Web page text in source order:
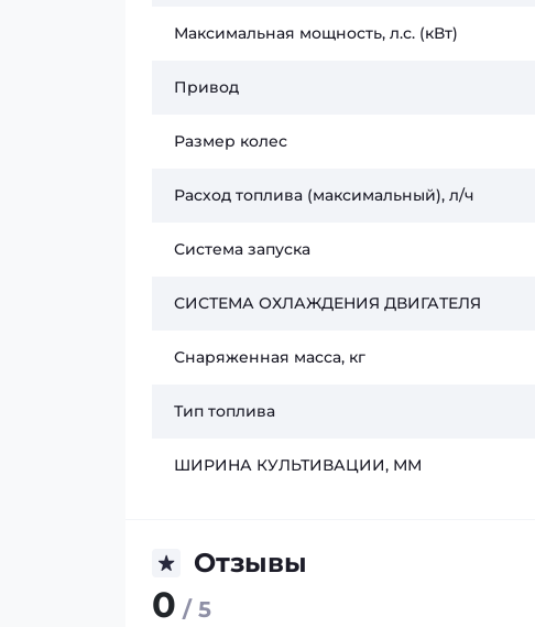
Максимальная мощность, л.с. (кВт)
Привод
Размер колес
Расход топлива (максимальный), л/ч
Система запуска
СИСТЕМА ОХЛАЖДЕНИЯ ДВИГАТЕЛЯ
Снаряженная масса, кг
Тип топлива
ШИРИНА КУЛЬТИВАЦИИ, ММ
Отзывы
0 / 5